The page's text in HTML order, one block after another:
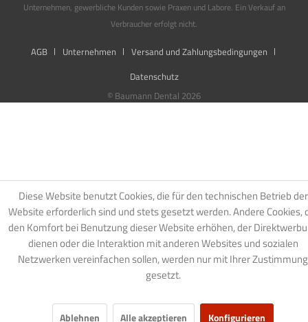
Unternehmen, gewerbliche Kunden sowie Praxen und Labore. Ein Verkauf an
Verbraucher erfolgt nicht.
AGB Unternehmen
Versand und Zahlungsbedingungen
Datenschutz
© Baumann Dental 2026
Diese Website benutzt Cookies, die für den technischen Betrieb der
Website erforderlich sind und stets gesetzt werden. Andere Cookies,
den Komfort bei Benutzung dieser Website erhöhen, der
dienen oder die Interaktion mit anderen Websites und sozialen
Netzwerken vereinfachen sollen, werden nur mit Ihrer Zustimmung
gesetzt.
Ablehnen Alle akzeptieren Konfigurieren